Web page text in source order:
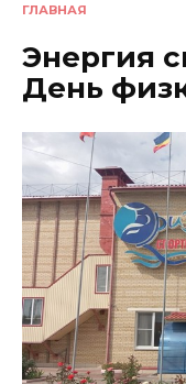
ГЛАВНАЯ
Энергия
День